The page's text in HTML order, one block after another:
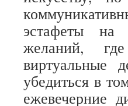
эстафеты на
желаний,
виртуальные
убедиться в
ежевечерние